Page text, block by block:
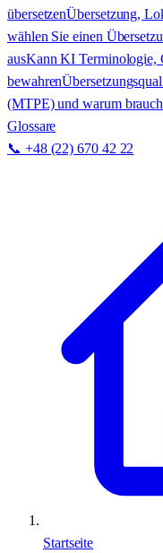
übersetzenÜbersetzung,
wählen Sie einen
ausKann KI Terminologie,
bewahren
(MTPE) und warum
Glossare
📞 +48 (22) 670 42 22
Startseite